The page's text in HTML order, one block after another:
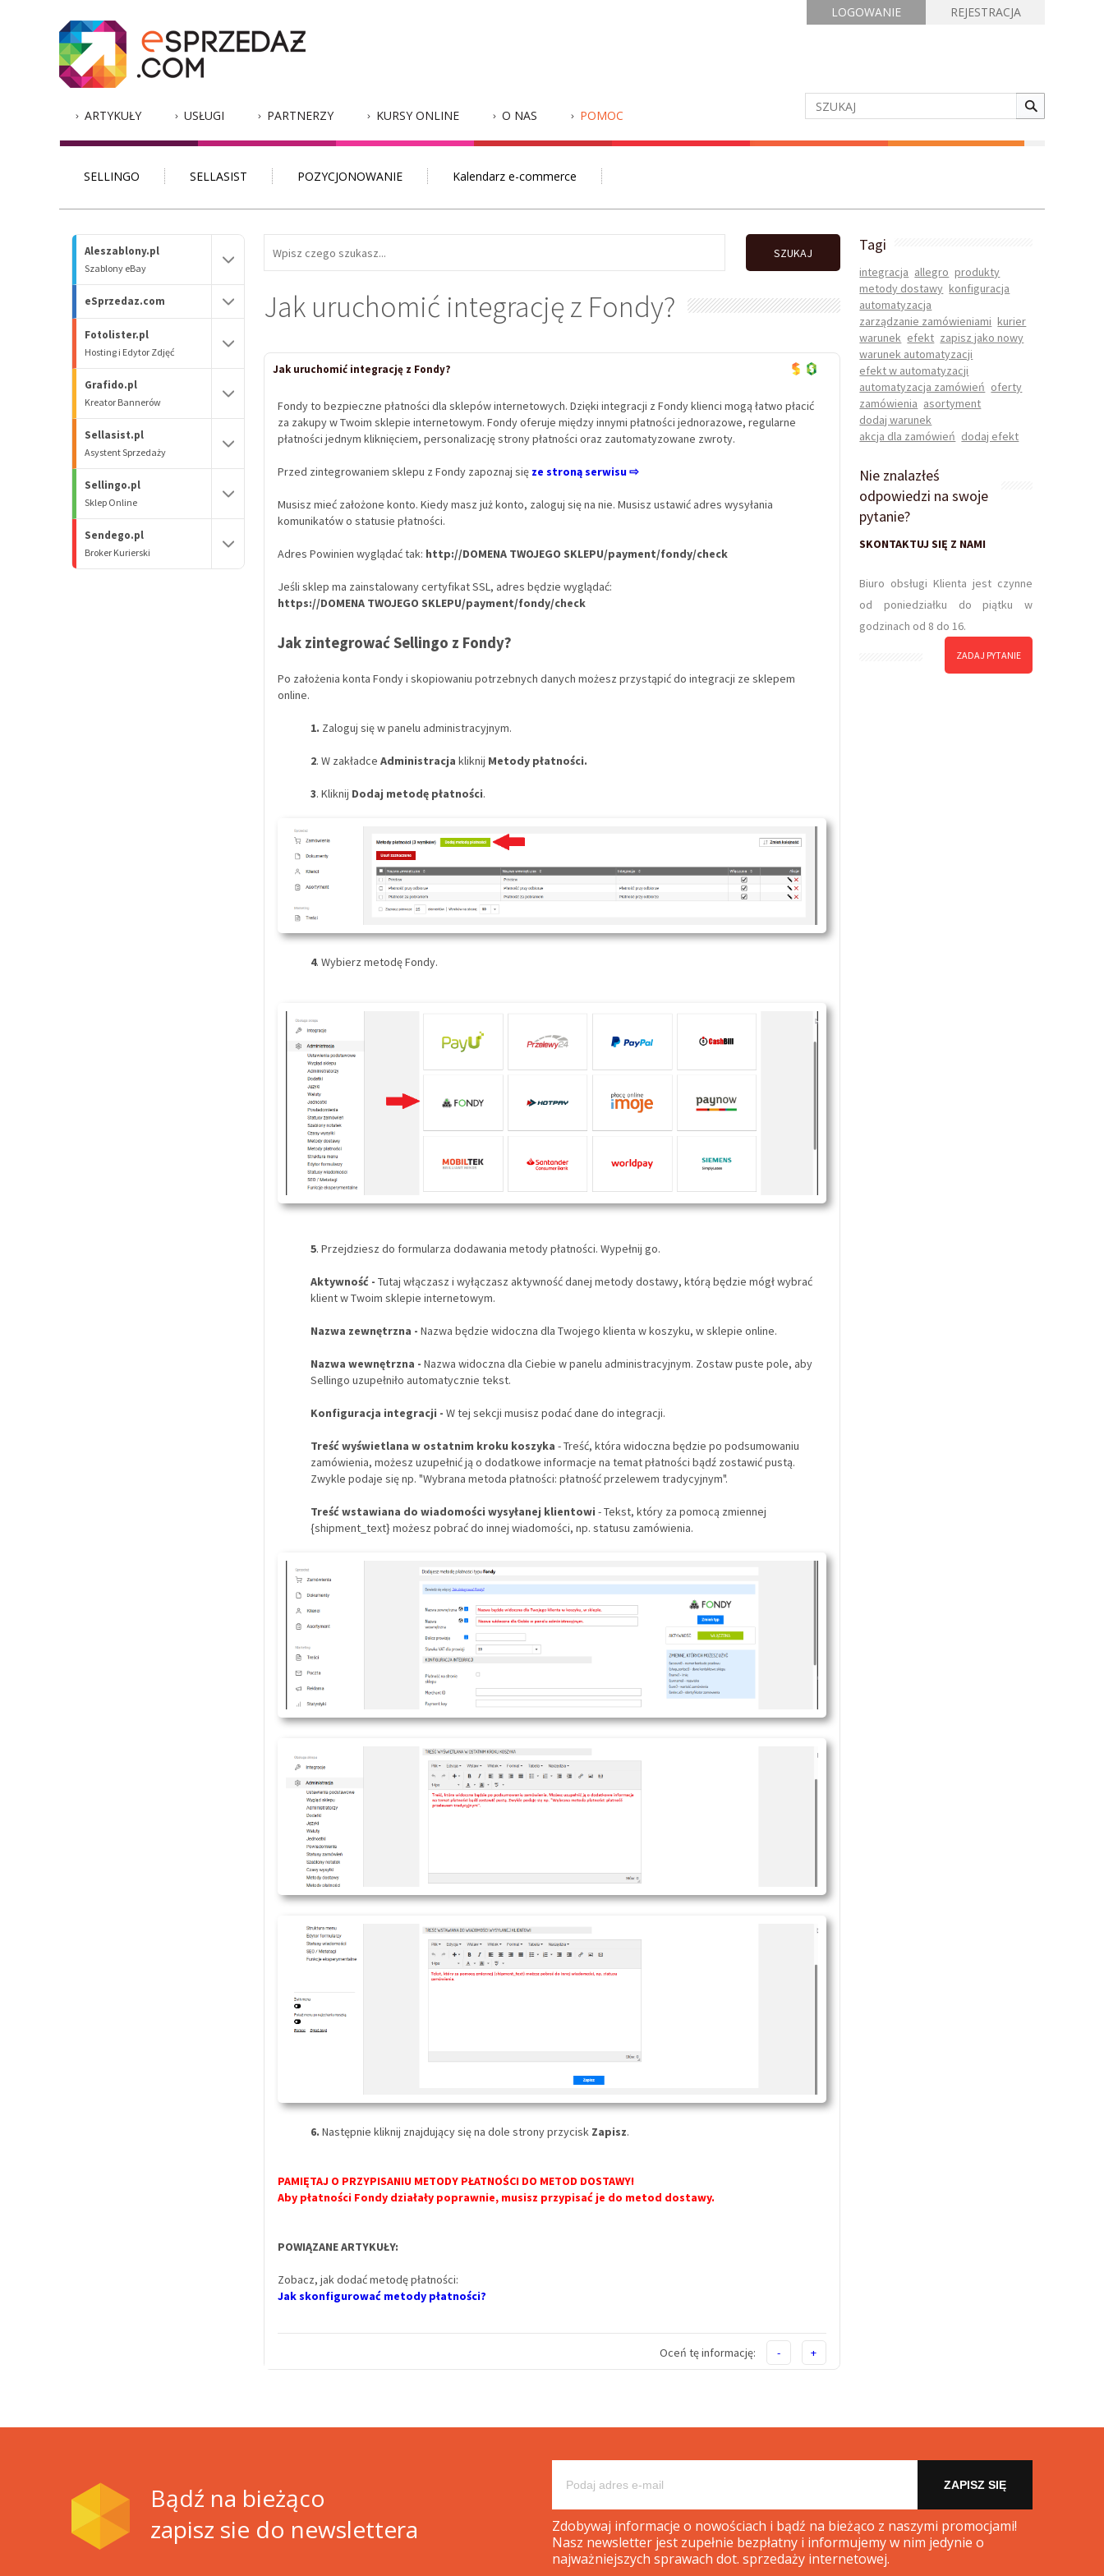
REJESTRACJA
LOGOWANIE
ARTYKUŁY USŁUGI PARTNERZY KURSY ONLINE O NAS POMOC
SELLINGO SELLASIST POZYCJONOWANIE Kalendarz e-commerce
Aleszablony.pl
Szablony eBay
eSprzedaz.com
Fotolister.pl
Hosting i Edytor Zdjęć
Grafido.pl
Kreator Bannerów
Sellasist.pl
Asystent Sprzedaży
Sellingo.pl
Sklep Online
Sendego.pl
Broker Kurierski
SZUKAJ
Jak uruchomić integrację z Fondy?
Jak uruchomić integrację z Fondy?
Fondy to bezpieczne płatności dla sklepów internetowych. Dzięki integracji z Fondy klienci mogą łatwo płacić
za zakupy w Twoim sklepie internetowym. Fondy oferuje między innymi płatności jednorazowe, regularne
płatności jednym kliknięciem, personalizację strony płatności oraz zautomatyzowane zwroty.
Przed zintegrowaniem sklepu z Fondy zapoznaj się ze stroną serwisu ⇨
Musisz mieć założone konto. Kiedy masz już konto, zaloguj się na nie. Musisz ustawić adres wysyłania
komunikatów o statusie płatności.
Adres Powinien wyglądać tak: http://DOMENA TWOJEGO SKLEPU/payment/fondy/check
Jeśli sklep ma zainstalowany certyfikat SSL, adres będzie wyglądać:
https://DOMENA TWOJEGO SKLEPU/payment/fondy/check
Jak zintegrować Sellingo z Fondy?
Po założenia konta Fondy i skopiowaniu potrzebnych danych możesz przystąpić do integracji ze sklepem
online.
1. Zaloguj się w panelu administracyjnym.
2. W zakładce Administracja kliknij Metody płatności.
3. Kliknij Dodaj metodę płatności.
4. Wybierz metodęFondy.
5. Przejdziesz do formularza dodawania metody płatności. Wypełnij go.
Aktywność - Tutaj włączasz i wyłączasz aktywność danej metody dostawy, którą będzie mógł wybrać
klient w Twoim sklepie internetowym.
Nazwa zewnętrzna - Nazwa będzie widoczna dla Twojego klienta w koszyku, w sklepie online.
Nazwa wewnętrzna - Nazwa widoczna dla Ciebie w panelu administracyjnym. Zostaw puste pole, aby
Sellingo uzupełniło automatycznie tekst.
Konfiguracja integracji - W tej sekcji musisz podać dane do integracji.
Treść wyświetlana w ostatnim kroku koszyka - Treść, która widoczna będzie po podsumowaniu
zamówienia, możesz uzupełnić ją o dodatkowe informacje na temat płatności bądź zostawić pustą.
Zwykle podaje się np. "Wybrana metoda płatności: płatność przelewem tradycyjnym".
Treść wstawiana do wiadomości wysyłanej klientowi - Tekst, który za pomocą zmiennej
{shipment_text} możesz pobrać do innej wiadomości, np. statusu zamówienia.
6. Następnie kliknij znajdujący się na dole strony przycisk Zapisz.
PAMIĘTAJ O PRZYPISANIU METODY PŁATNOŚCI DO METOD DOSTAWY!
Aby płatności Fondy działały poprawnie, musisz przypisać je do metod dostawy.
POWIĄZANE ARTYKUŁY:
Zobacz, jak dodać metodę płatności:
Jak skonfigurować metody płatności?
Oceń tę informację: - +
Tagi
integracja allegro produkty
metody dostawy konfiguracja
automatyzacja
zarządzanie zamówieniami kurier
warunek efekt zapisz jako nowy
warunek automatyzacji
efekt w automatyzacji
automatyzacja zamówień oferty
zamówienia asortyment
dodaj warunek
akcja dla zamówień dodaj efekt
Nie znalazłeś
odpowiedzi na swoje
pytanie?
SKONTAKTUJ SIĘ Z NAMI
Biuro obsługi Klienta jest czynne
od poniedziałku do piątku w
godzinach od 8 do 16.
ZADAJ PYTANIE
Bądź na bieżąco
zapisz sie do newslettera
ZAPISZ SIĘ
Zdobywaj informacje o nowościach i bądź na bieżąco z naszymi promocjami!
Nasz newsletter jest zupełnie bezpłatny i informujemy w nim jedynie o
najważniejszych sprawach dot. sprzedaży internetowej.